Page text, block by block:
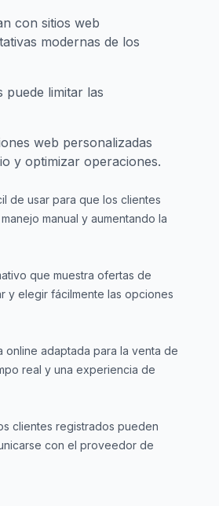
con sitios web
modernas de los
puede limitar las
web personalizadas
y optimizar operaciones.
de usar para que los clientes
manual y aumentando la
que muestra ofertas de
y elegir fácilmente las opciones
online adaptada para la venta de
real y una experiencia de
clientes registrados pueden
con el proveedor de